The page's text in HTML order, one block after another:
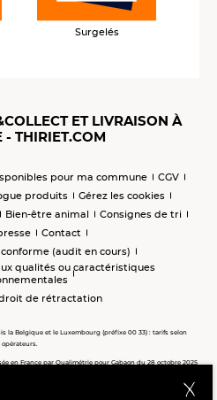
Surgelés
ET LIVRAISON À
- THIRIET.COM
pour ma commune
CGV
produits
Gérez les cookies
Bien-être animal
Consignes de tri
Contact
(audit en cours)
qualités ou caractéristiques
de rétractation
la Belgique et le Luxembourg (préfixe 00 33) : tarifs selon
opérateurs.
en France par Qualimétrie pour Gabaon du 28 octobre 2025
Meilleure relation clients : catégorie surgelés. Étude